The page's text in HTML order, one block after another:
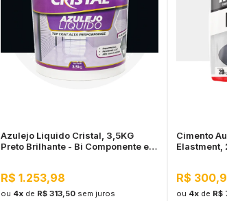
Azulejo Liquido Cristal, 3,5KG
Preto Brilhante - Bi Componente e
R$ 1.253,98
ou 4xde R$ 313,50 sem juros
Cimento
Elastment,
R$
ou 4x de R$